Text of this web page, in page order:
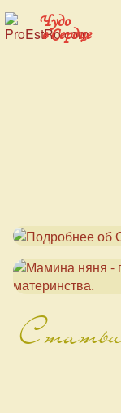
Чудо
в Сердце